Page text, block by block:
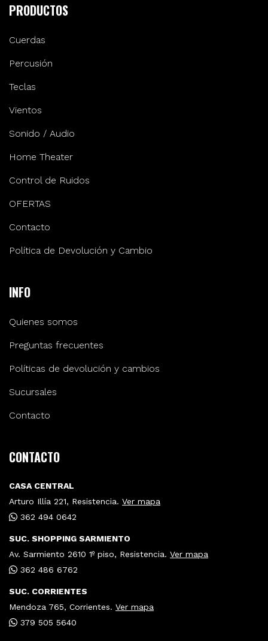
PRODUCTOS
Cuerdas
Percusión
Teclas
Vientos
Sonido / Audio
Home Theater
Control de Ruidos
OFERTAS
Contacto
Política de Devolución y Cambio
INFO
Quienes somos
Preguntas frecuentes
Políticas de devolución y cambios
Sucursales
Contacto
CONTACTO
CASA CENTRAL
Arturo Illía 221, Resistencia. Ver mapa
362 494 0642
SUC. SHOPPING SARMIENTO
Av. Sarmiento 2610 1º piso, Resistencia. Ver mapa
362 486 6762
SUC. CORRIENTES
Mendoza 765, Corrientes. Ver mapa
379 505 5640